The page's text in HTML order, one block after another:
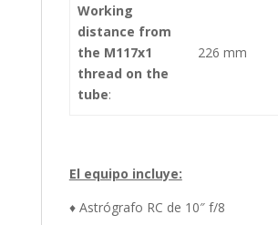
Working
distance from
the M117x1
thread on the
tube:
226 mm
El equipo incluye:
♦ Astrógrafo RC de 10″ f/8